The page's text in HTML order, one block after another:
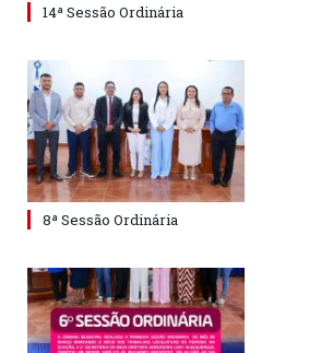
14ª Sessão Ordinária
8ª Sessão Ordinária